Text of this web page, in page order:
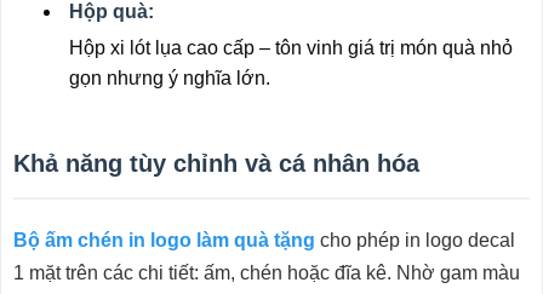
Hộp quà:
Hộp xi lót lụa cao cấp – tôn vinh giá trị món quà nhỏ
gọn nhưng ý nghĩa lớn.
Khả năng tùy chỉnh và cá nhân hóa
Bộ ấm chén in logo làm quà tặng cho phép in logo decal
1 mặt trên các chi tiết: ấm, chén hoặc đĩa kê. Nhờ gam màu